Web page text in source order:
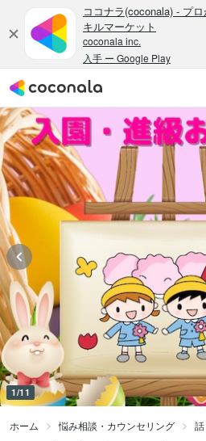
1/11
ホーム 悩み相談・カウンセリング